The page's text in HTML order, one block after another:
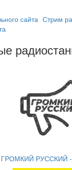
сайта Стрим
ГРОМКИЙ РУССКИЙ -